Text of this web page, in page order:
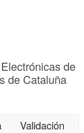
de
de Cataluña
Validación